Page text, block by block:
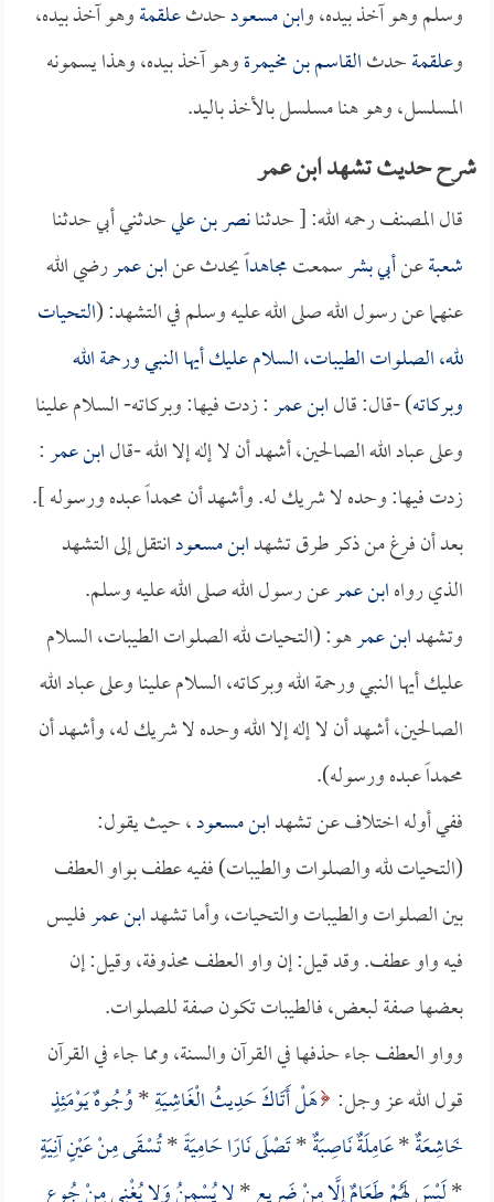
وسلم وهو آخذ بيده، وابن مسعودحدثعلقمةوهو آخذ بيده،
وعلقمةحدثالقاسم بن مخيمرةوهو آخذ بيده، وهذا يسمونه
المسلسل، وهو هنا مسلسل بالأخذ باليد.
شرح حديث تشهد ابن عمر
قال المصنف رحمه الله: [ حدثنانصر بن عليحدثني أبي حدثنا
شعبةعنأبي بشرسمعتمجاهداًيحدث عنابن عمررضي الله
عنهما عن رسول الله صلى الله عليه وسلم في التشهد: (التحيات
لله، الصلوات الطيبات، السلام عليك أيها النبي ورحمة الله
وبركاته) -قال: قالابن عمر: زدت فيها: وبركاته- السلام علينا
وعلى عباد الله الصالحين، أشهد أن لا إله إلا الله -قالابن عمر:
زدت فيها: وحده لا شريك له. وأشهد أن محمداً عبده ورسوله ].
بعد أن فرغ من ذكر طرق تشهدابن مسعودانتقل إلى التشهد
الذي رواهابن عمرعن رسول الله صلى الله عليه وسلم.
وتشهدابن عمرهو: (التحيات لله الصلوات الطيبات، السلام
عليك أيها النبي ورحمة الله وبركاته، السلام علينا وعلى عباد الله
الصالحين، أشهد أن لا إله إلا الله وحده لا شريك له، وأشهد أن
محمداً عبده ورسوله).
ففي أوله اختلاف عن تشهدابن مسعود، حيث يقول:
(التحيات لله والصلوات والطيبات) ففيه عطف بواو العطف
بين الصلوات والطيبات والتحيات، وأما تشهدابن عمرفليس
فيه واو عطف. وقد قيل: إن واو العطف محذوفة، وقيل: إن
بعضها صفة لبعض، فالطيبات تكون صفة للصلوات.
وواو العطف جاء حذفها في القرآن والسنة، ومما جاء في القرآن
قول الله عز وجل: هَلْ أَتَاكَ حَدِيثُ الْغَاشِيَةِ*وُجُوهٌ يَوْمَئِذٍ
خَاشِعَةٌ*عَامِلَةٌ نَاصِبَةٌ*تَصْلَى نَارًا حَامِيَةً*تُسْقَى مِنْ عَيْنٍ آنِيَةٍ